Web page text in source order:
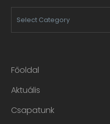
KATEGÓRIA
Főoldal
Aktuális
Csapatunk